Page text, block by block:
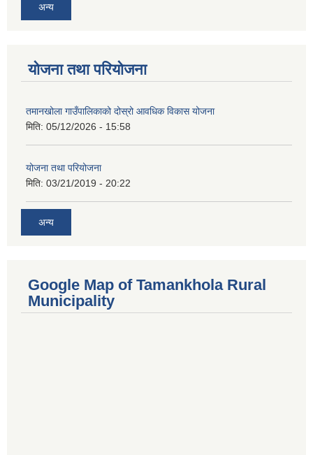
अन्य
योजना तथा परियोजना
तमानखोला गाउँपालिकाको दोस्रो आवधिक विकास योजना
मिति: 05/12/2026 - 15:58
योजना तथा परियोजना
मिति: 03/21/2019 - 20:22
अन्य
Google Map of Tamankhola Rural
Municipality